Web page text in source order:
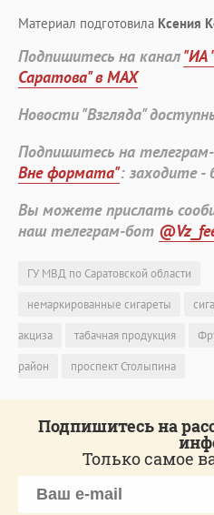
Материал подготовила Ксения
Подпишитесь на канал"ИА
Саратова" в MAX
Новости "Взгляда"
Подпишитесь на
Вне формата": заходите -
Вы можете прислать
наш телеграм-бот
ГУ МВД по Саратовской области
немаркированные сигареты
акциза
табачная продукция
район
проспект Столыпина
Подпишитесь на
Только самое